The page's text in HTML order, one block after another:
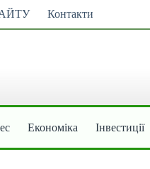
Контакти
Економіка Інвестиції